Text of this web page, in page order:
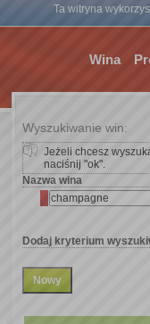
Ta witryna
Wina
Wyszukiwanie win:
Jeżeli chcesz
naciśnij "ok".
Nazwa wina
Dodaj kryterium